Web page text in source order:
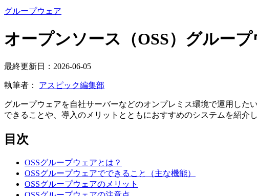
グループウェア
オープンソース（OSS）グルー
最終更新日：2026-06-05
執筆者： アスピック編集部
グループウェアを自社サーバーなどのオンプレミス環境で運用した
できることや、導入のメリットとともにおすすめのシステムを紹介し
目次
OSSグループウェアとは？
OSSグループウェアでできること（主な機能）
OSSグループウェアのメリット